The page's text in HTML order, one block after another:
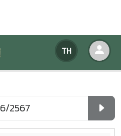
TH
งหน่วยงาน
น